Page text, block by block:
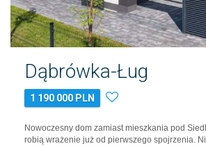
Dąbrówka-Ług
1 190 000 PLN
Nowoczesny dom zamiast mieszkania pod
robią wrażenie już od pierwszego spojrzenia.